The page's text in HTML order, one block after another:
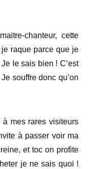
chanteur, cette
raque parce que je
le sais bien ! C’est
souffre donc qu’on
à mes rares visiteurs
à passer voir ma
et toc on profite
je ne sais quoi !